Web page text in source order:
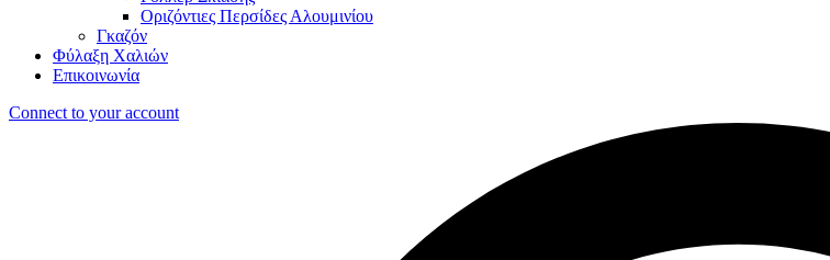
Οριζόντιες Περσίδες Αλουμινίου
Γκαζόν
Φύλαξη Χαλιών
Επικοινωνία
Connect to your account